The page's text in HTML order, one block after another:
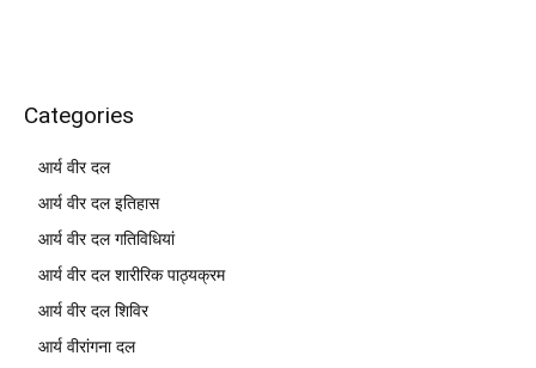
Categories
आर्य वीर दल
आर्य वीर दल इतिहास
आर्य वीर दल गतिविधियां
आर्य वीर दल शारीरिक पाठ्यक्रम
आर्य वीर दल शिविर
आर्य वीरांगना दल